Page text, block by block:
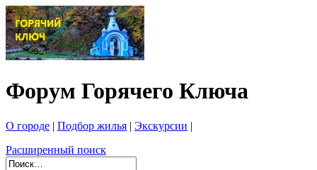
Форум Горячего Ключа
О городе | Подбор жилья | Экскурсии |
Расширенный поиск